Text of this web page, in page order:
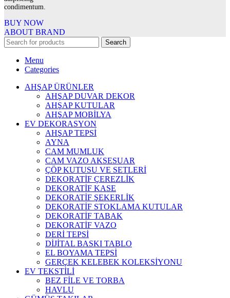
condimentum.
BUY NOW
ABOUT BRAND
Search
Menu
Categories
AHŞAP ÜRÜNLER
AHŞAP DUVAR DEKOR
AHŞAP KUTULAR
AHŞAP MOBİLYA
EV DEKORASYON
AHŞAP TEPSİ
AYNA
CAM MUMLUK
CAM VAZO AKSESUAR
ÇÖP KUTUSU VE SETLERİ
DEKORATİF ÇEREZLİK
DEKORATİF KASE
DEKORATİF ŞEKERLİK
DEKORATİF STOKLAMA KUTULAR
DEKORATİF TABAK
DEKORATİF VAZO
DERİ TEPSİ
DİJİTAL BASKI TABLO
EL BOYAMA TEPSİ
GERÇEK KELEBEK KOLEKSİYONU
EV TEKSTİLİ
BEZ FİLE VE TORBA
HAVLU